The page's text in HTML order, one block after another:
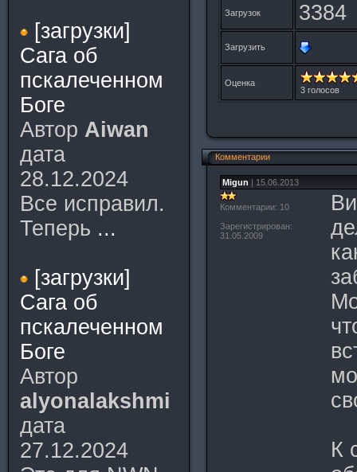
[загрузки]
Сага об
пскалеченном
Боге
Автор Aiwan
дата
28.12.2024
Все исправил.
Теперь ...
[загрузки]
Сага об
пскалеченном
Боге
Автор
alyonalakshmi
дата
27.12.2024
Загрузок 3384
Загрузить
Оценка
3 голосов
Комментарии
Migun | 15.06.2013
Комментарии: 10
Зарегистрирован:
31.05.2009
К